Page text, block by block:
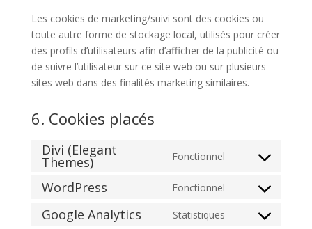
Les cookies de marketing/suivi sont des cookies ou
toute autre forme de stockage local, utilisés pour créer
des profils d’utilisateurs afin d’afficher de la publicité ou
de suivre l’utilisateur sur ce site web ou sur plusieurs
sites web dans des finalités marketing similaires.
6. Cookies placés
Divi (Elegant
Themes) Fonctionnel
Consent
service
WordPress Fonctionnel
Consent
Google Analytics Statistiques
Consent